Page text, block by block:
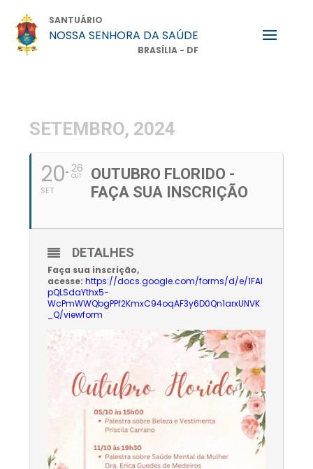
SANTUÁRIO
NOSSA SENHORA DA SAÚDE
BRASÍLIA - DF
SETEMBRO, 2024
20
SET
26
OUT
OUTUBRO FLORIDO -
FAÇA SUA INSCRIÇÃO
DETALHES
Faça sua inscrição,
acesse:https://docs.google.com/forms/d/e/1FAI
pQLSdaYthx5-
WcPmWWQbgPPf2KmxC94oqAF3y6D0Qn1arxUNVK
_Q/viewform